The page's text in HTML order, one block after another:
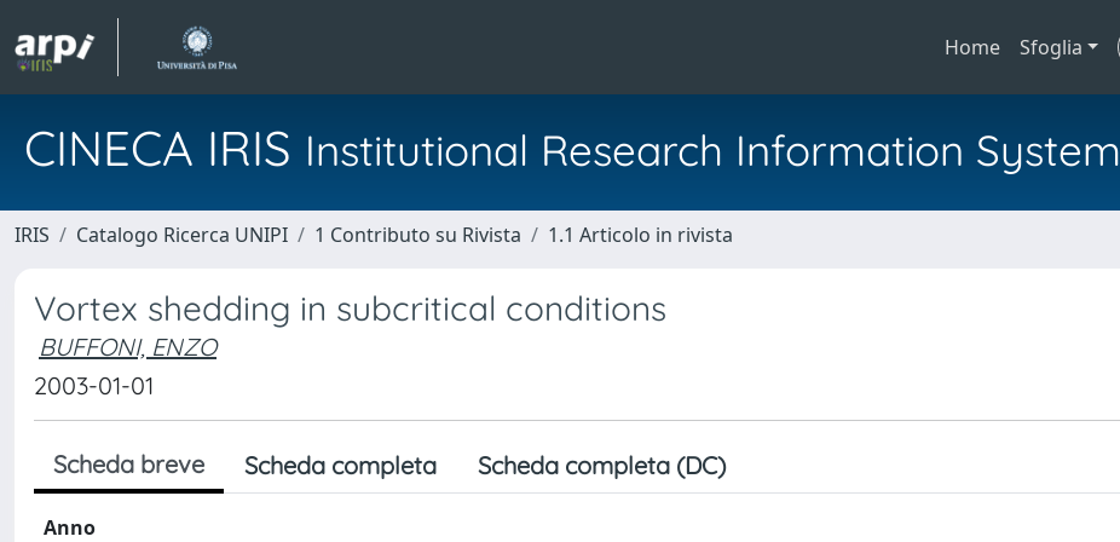
Home Sfoglia
CINECA IRIS Institutional Research Information System
IRIS Catalogo Ricerca UNIPI 1 Contributo su Rivista 1.1 Articolo in rivista
Vortex shedding in subcritical conditions
BUFFONI, ENZO
2003-01-01
Scheda breve Scheda completa Scheda completa (DC)
Anno